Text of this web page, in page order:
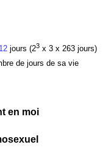
jours (23x 3 x 263 jours)
de jours de sa vie
en moi